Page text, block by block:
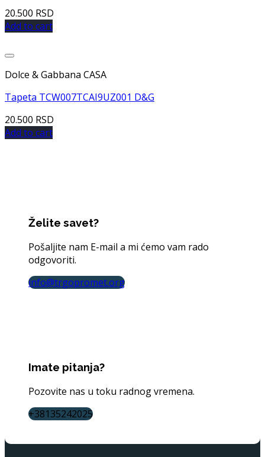
20.500 RSD
Add to cart
Dolce & Gabbana CASA
Tapeta TCW007TCAI9UZ001 D&G
20.500 RSD
Add to cart
Želite savet?
Pošaljite nam E-mail a mi ćemo vam rado
odgovoriti.
info@trgopromet.org
Imate pitanja?
Pozovite nas u toku radnog vremena.
+38135242025